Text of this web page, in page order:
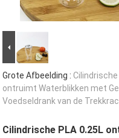
Grote Afbeelding : Cilindrische
ontruimt Waterblikken met
Voedseldrank van de
Cilindrische PLA 0.25L